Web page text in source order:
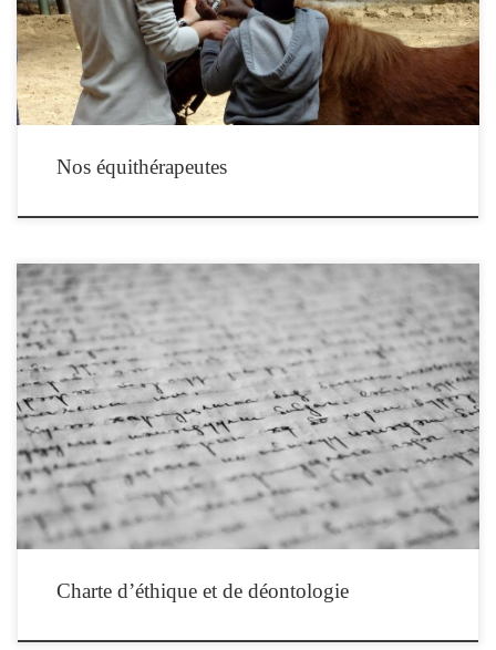
techniques particulières.
Nos équithérapeutes
Charte d’Ethique et de Déontologie des équithérapeutes PRÉAMBULE Le soin
psychique médiatisé par un équidé et dispensé à une personne dans ses dimensions
psychique et corporelle fonde l’existence des équithérapeutes. La présente Charte
d’Ethique et de Déontologie a pour objet de servir de règle professionnelle aux
hommes et aux femmes […]
Charte d’éthique et de déontologie